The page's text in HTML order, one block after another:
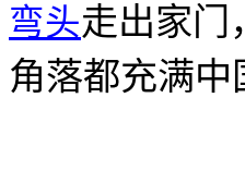
弯头走出家门
角落都充满